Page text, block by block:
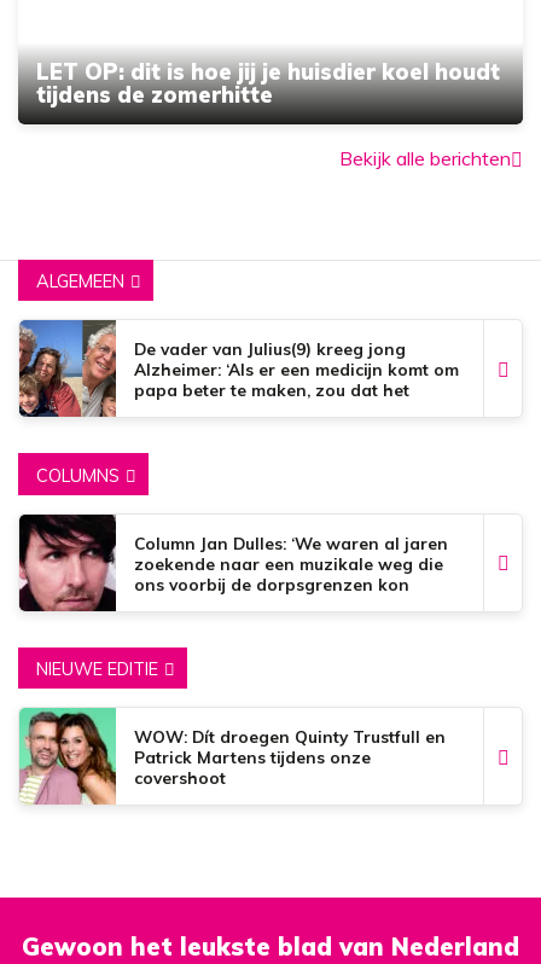
LET OP: dit is hoe jij je huisdier koel houdt
tijdens de zomerhitte
Bekijk alle berichten
ALGEMEEN
De vader van Julius(9) kreeg jong
Alzheimer: ‘Als er een medicijn komt om
papa beter te maken, zou dat het
COLUMNS
Column Jan Dulles: ‘We waren al jaren
zoekende naar een muzikale weg die
ons voorbij de dorpsgrenzen kon
NIEUWE EDITIE
WOW: Dít droegen Quinty Trustfull en
Patrick Martens tijdens onze
covershoot
Gewoon het leukste blad van Nederland